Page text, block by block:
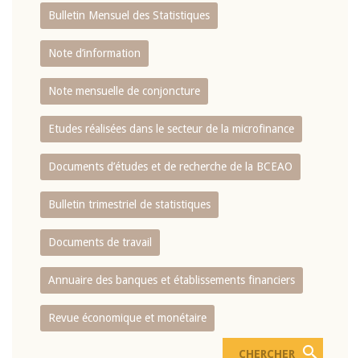
Bulletin Mensuel des Statistiques
Note d’information
Note mensuelle de conjoncture
Etudes réalisées dans le secteur de la microfinance
Documents d’études et de recherche de la BCEAO
Bulletin trimestriel de statistiques
Documents de travail
Annuaire des banques et établissements financiers
Revue économique et monétaire